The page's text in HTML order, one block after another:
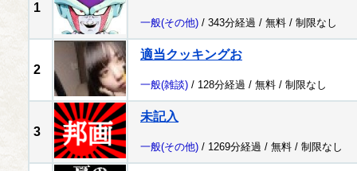
1
一般(その他) / 343分経過 / 無料 / 制限なし
2
適当クッキングお
一般(雑談) / 128分経過 / 無料 / 制限なし
3
未記入
一般(その他) / 1269分経過 / 無料 / 制限なし